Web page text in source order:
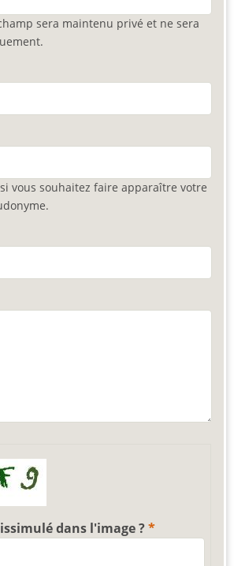
sera maintenu privé et ne sera
vous souhaitez faire apparaître votre
dans l'image ?